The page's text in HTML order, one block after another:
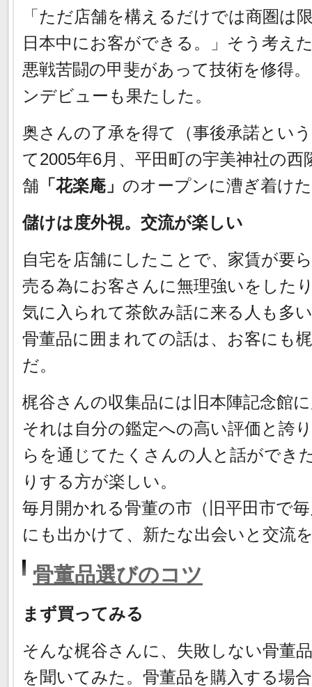
「ただ店舗を構えるだけでは商圏は
日本中にお客ができる。」そう考え
悪戦苦闘の甲斐があって技術を修得
ンデビューも果たした。
奥さんの了承を得て（事後承諾とい
て2005年6月、平田町の宇美神社の
舗 「花楽庵」 のオープンに漕ぎ着け
儲けは度外視。交流が楽しい
自宅を店舗にしたことで、家賃が要
売る為にお客さんに無理強いをした
気に入られて茶飲み話に来る人も多
骨董品に囲まれての話は、お客にも
だ。
梶谷さんの収集品には旧本陣記念館
それは自分の鑑定への高い評価と誇
らを通じてたくさんの人と話ができ
りする方が楽しい。
毎月開かれる骨董の市（旧平田市で
にも出かけて、新たな出会いと交流
骨董品選びのコツ
まず買ってみる
そんな梶谷さんに、失敗しない骨董
を聞いてみた。骨董品を購入する場